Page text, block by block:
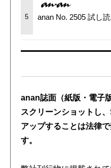
5 anan No. 2505 試し
anan誌面（紙版・電子
スクリーンショットし
アップすることは法律
す。